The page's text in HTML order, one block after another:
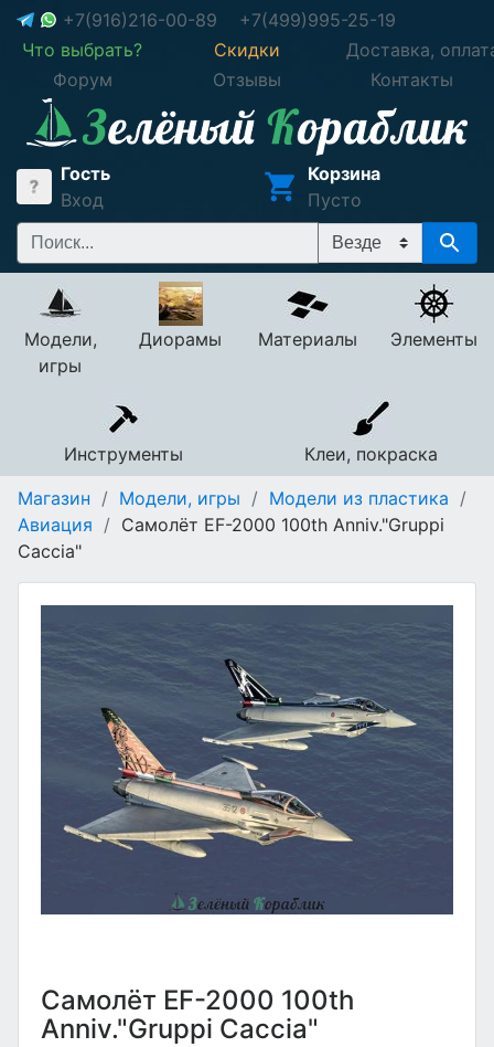
+7(916)216-00-89
+7(499)995-25-19
Что выбрать?
Скидки
Доставка,
Форум
Отзывы Контакты
Гость
Вход
Корзина
Пусто
Модели,
игры
Диорамы Материалы Элементы
Инструменты
Клеи, покраска
Магазин / Модели, игры / Модели из пластика /
Авиация / Самолёт EF-2000 100th Anniv."Gruppi
Caccia"
Самолёт EF-2000 100th
Anniv."Gruppi Caccia"